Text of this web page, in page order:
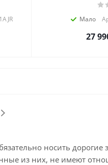
Мало
27
носить дорогие
из них, не имеют